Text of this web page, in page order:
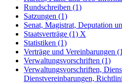
Rundschreiben (1)
Satzungen (1)
Senat, Magistrat, Deputation
Staatsverträge (1) X
Statistiken (1)
Verträge und Vereinbarungen
Verwaltungsvorschriften (1)
Verwaltungsvorschriften,
Dienstvereinbarungen,